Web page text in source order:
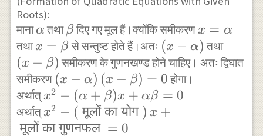
{x^{2}
\text{
का
गुणांक
}}
{x^{2}
\text{
का
गुणांक
}}
Roots):
माना\alpha
α तथा\beta
β दिए गए मूल हैं।क्योंकि समीकरण x=\alpha
x = α
तथाx=\beta
x = β से सन्तुष्ट होते हैं।अतः \left(x-
\alpha
\right)
(x − α) तथा\left(
x-
(x − β) समीकरण के गुणनखण्ड होने चाहिए। अतः द्विघात
समीकरण \left(x-
\alpha
\right)
\left( x-
(x − α) (x − β) = 0 होगा।
अर्थात् x^{2}-
(\alpha+\beta)
x+\alpha
x2 − (α + β)x + αβ = 0
अर्थात् x^{2}- \left(
\text{ मूलों का
x2 − ( मूलों का योग ) x +
मूलों का गुणनफल = 0